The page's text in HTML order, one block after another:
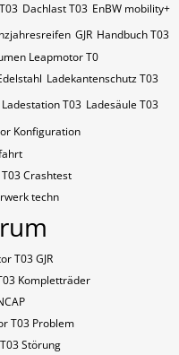
Dachlast T03 EnBW mobility+
GJR Handbuch T03
Leapmotor T0
Ladekantenschutz T03
Ladestation T03 Ladesäule T03
Konfiguration
Crashtest
techn
T03 GJR
Kompletträder
T03 Problem
Störung